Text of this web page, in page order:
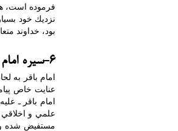
فرموده است،
نزديك خود
بود، خداوند
6-سیره امام در تربیت خانواده وگرمی بخشی به کانون خانواده
امام باقر به
عنايت خاص
امام باقر ـ
علمي و
مستفيض شده